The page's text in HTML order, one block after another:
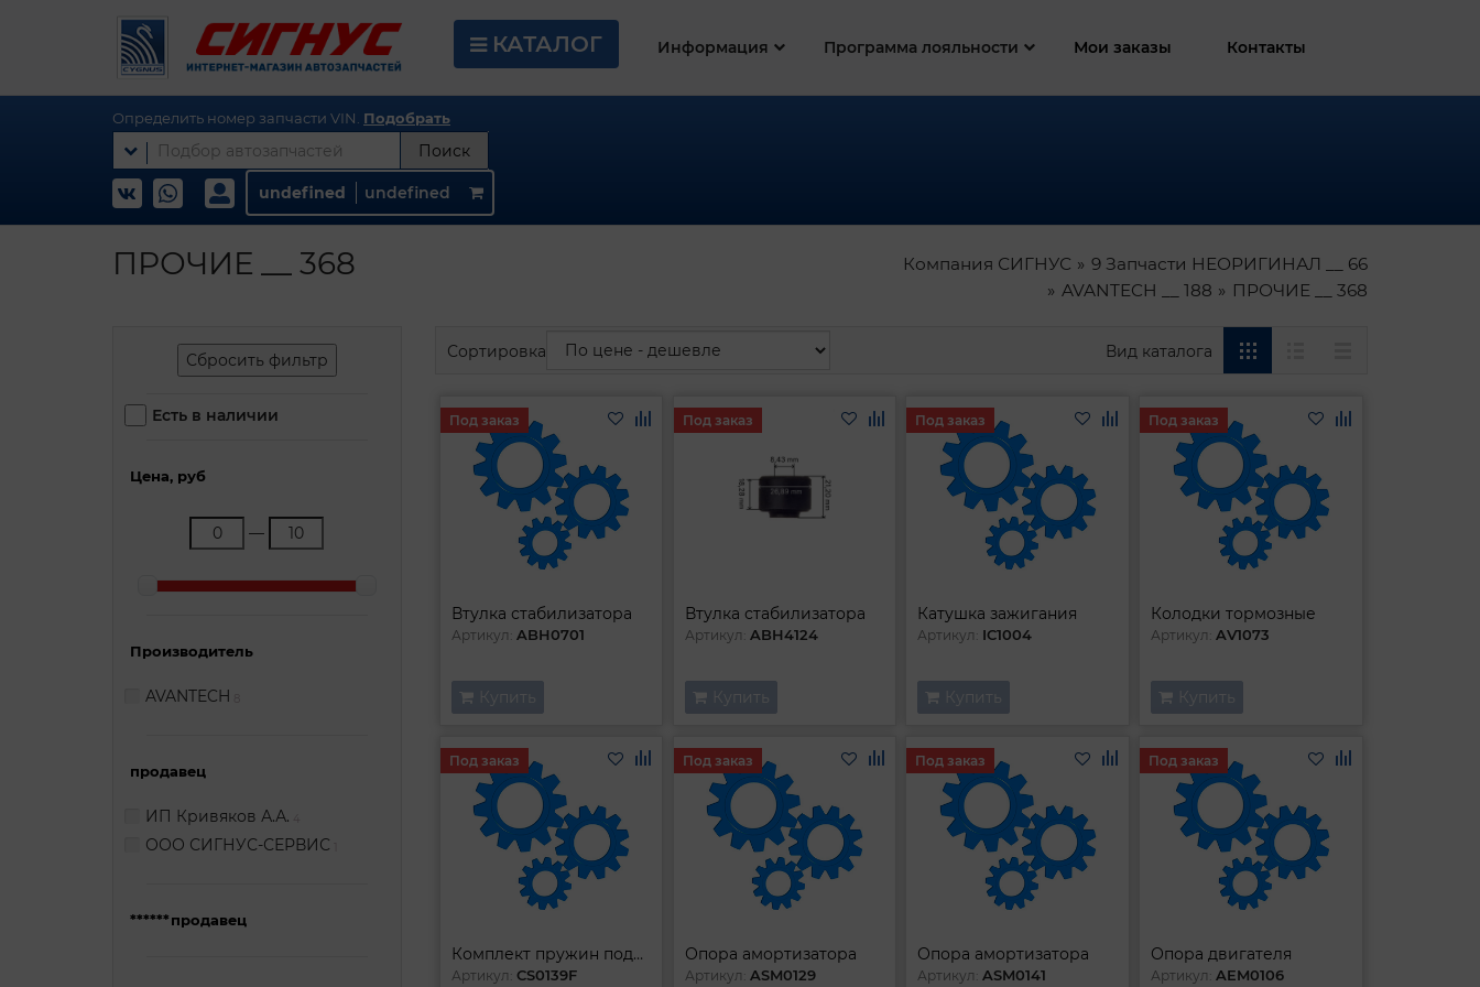
КАТАЛОГ Информация Программа лояльности Мои заказы Контакты
Определить номер запчасти VIN. Подобрать
Поиск
undefined undefined
ПРОЧИЕ __ 368 Компания СИГНУС
9 Запчасти НЕОРИГИНАЛ __ 66
AVANTECH __ 188
ПРОЧИЕ __ 368
Сбросить фильтр
Есть в наличии
Цена, руб
—
Производитель
AVANTECH
продавец
ИП Кривяков А.А.
ООО СИГНУС-СЕРВИС
******продавец
Сортировка Вид каталога
Втулка стабилизатора
Артикул: ABH0701
Под заказ
Купить
Втулка стабилизатора
Артикул: ABH4124
Под заказ
Купить
Катушка зажигания
Артикул: IC1004
Под заказ
Купить
Колодки тормозные
Артикул:AV1073
Под заказ
Купить
Комплект пружин подвески
Артикул: CS0139F
Под заказ
Опора амортизатора
Артикул: ASM0129
Под заказ
Опора амортизатора
Артикул:ASM0141
Под заказ
Опора двигателя
Артикул:AEM0106
Под заказ